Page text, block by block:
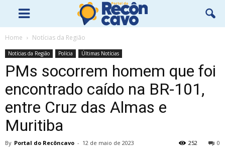
Home Notícias da Região
Notícias da Região Polícia Últimas Notícias
PMs socorrem homem que foi
encontrado caído na BR-101,
entre Cruz das Almas e
Muritiba
By Portal do Recôncavo - 12 de maio de 2023 0
252